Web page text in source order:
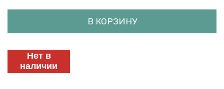
В КОРЗИНУ
Нет в
наличии